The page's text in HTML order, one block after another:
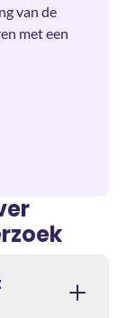
van de
met een